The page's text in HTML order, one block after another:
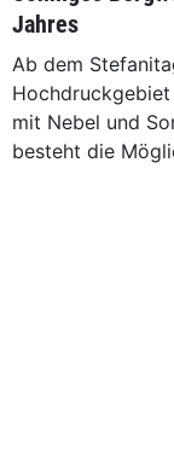
Jahres
Ab dem
mit Nebel und
besteht die